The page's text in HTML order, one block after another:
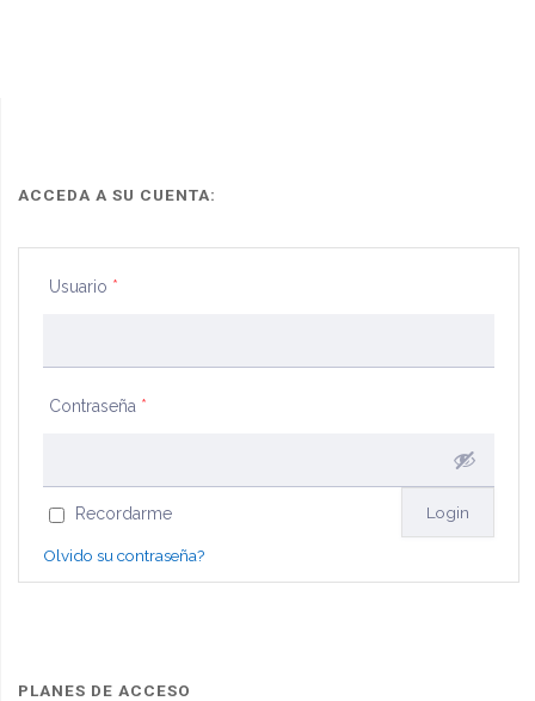
ACCEDA A SU CUENTA:
Usuario *
Contraseña *
Recordarme
Olvido su contraseña?
PLANES DE ACCESO